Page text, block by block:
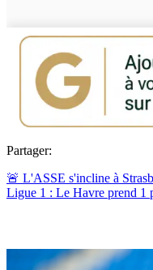
Partager:
🚨 L'ASSE s'incline à
Ligue 1 : Le Havre prend 1